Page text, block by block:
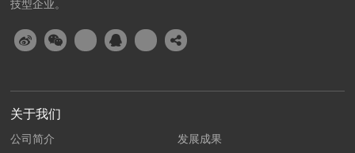
技型企业。
关于我们
公司简介
发展成果